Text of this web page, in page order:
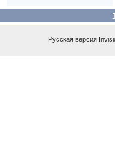
Русская версия